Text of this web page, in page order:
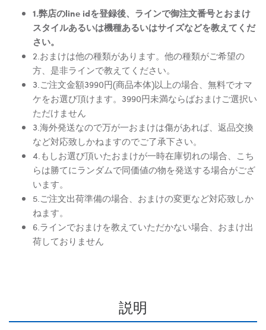
1.弊店のline idを登録後、ラインで御注文番号とおまけ
スタイルあるいは機種あるいはサイズなどを教えてくだ
さい。
2.おまけは他の種類があります。他の種類がご希望の
方、是非ラインで教えてください。
3.ご注文金額3990円(商品本体)以上の場合、無料でオマ
ケをお選び頂けます。3990円未満ならばおまけご選択い
ただけません
3.海外発送なので万が一おまけは傷があれば、返品交換
など対応致しかねますのでご了承下さい。
4.もしお選び頂いたおまけが一時在庫切れの場合、こち
らは勝てにランダムで同価値の物を発送する場合がござ
います。
5.ご注文出荷準備の場合、おまけの変更など対応致しか
ねます。
6.ラインでおまけを教えていただかない場合、おまけ出
荷しておりません
説明